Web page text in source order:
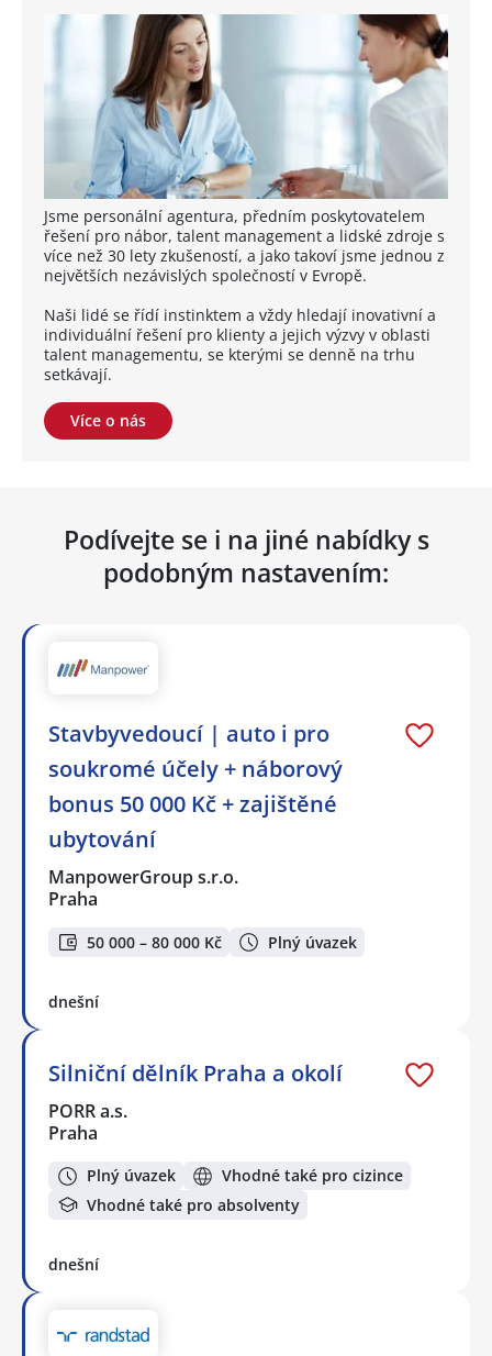
Jsme personální agentura, předním poskytovatelem
řešení pro nábor, talent management a lidské zdroje s
více než 30 lety zkušeností, a jako takoví jsme jednou z
největších nezávislých společností v Evropě.
Naši lidé se řídí instinktem a vždy hledají inovativní a
individuální řešení pro klienty a jejich výzvy v oblasti
talent managementu, se kterými se denně na trhu
setkávají.
Více o nás
Podívejte se i na jiné nabídky s
podobným nastavením:
Stavbyvedoucí | auto i pro
soukromé účely + náborový
bonus 50 000 Kč + zajištěné
ubytování
ManpowerGroup s.r.o.
Praha
50 000 – 80 000 Kč Plný úvazek
dnešní
Silniční dělník Praha a okolí
PORR a.s.
Praha
Plný úvazek
Vhodné také pro cizince
Vhodné také pro absolventy
dnešní